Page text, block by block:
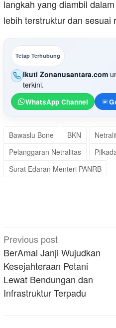
langkah yang diambil
lebih terstruktur dan sesuai
Tetap Terhubung
Ikuti Zonanusantara.com
terkini.
WhatsApp Channel
Bawaslu Bone BKN
Pelanggaran Netralitas
Surat Edaran Menteri PANRB
Post
navigation
Previous post
BerAmal Janji Wujudkan
Kesejahteraan Petani
Lewat Bendungan dan
Infrastruktur Terpadu